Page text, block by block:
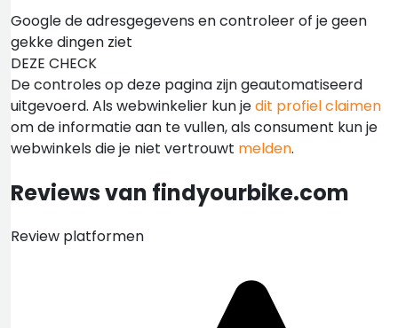
Google de adresgegevens en controleer of je geen
gekke dingen ziet
DEZE CHECK
De controles op deze pagina zijn geautomatiseerd
uitgevoerd. Als webwinkelier kun jedit profiel claimen
om de informatie aan te vullen, als consument kun je
webwinkels die je niet vertrouwt melden.
Reviews van findyourbike.com
Review platformen